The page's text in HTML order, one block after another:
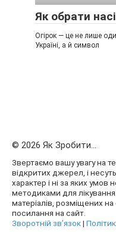
Як обрати
Огірок — це не лише
Україні, а й символ
© 2026 Як Зробити...
Звертаємо вашу увагу на
відкритих джерел, і
характер і ні за яких
методиками для
матеріалів, розміщених
посилання на сайт.
Зворотній зв’язок|